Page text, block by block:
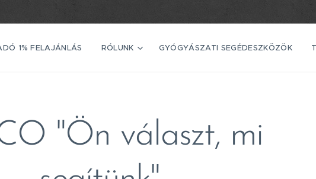
1% FELAJÁNLÁS RÓLUNK GYÓGYÁSZATI SEGÉDESZKÖZÖK
"Ön választ, mi